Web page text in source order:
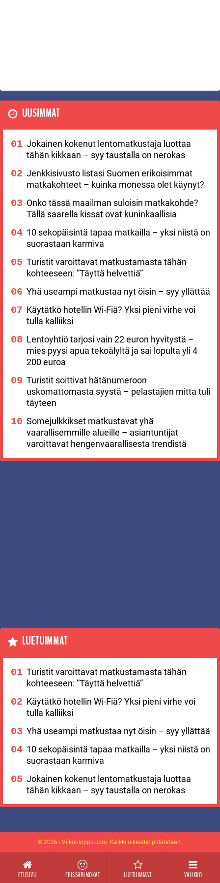
ETUSIVU FEISSARIMOKAT LUETUIMMAT VALIKKO
UUSIMMAT
Jokainen kokenut lentomatkustaja luottaa
tähän kikkaan – syy taustalla on nerokas
Jenkkisivusto listasi Suomen erikoisimmat
matkakohteet – kuinka monessa olet käynyt?
Onko tässä maailman suloisin matkakohde?
Tällä saarella kissat ovat kuninkaallisia
10 sekopäisintä tapaa matkailla – yksi niistä on
suorastaan karmiva
Turistit varoittavat matkustamasta tähän
kohteeseen: ”Täyttä helvettiä”
Yhä useampi matkustaa nyt öisin – syy yllättää
Käytätkö hotellin Wi-Fiä? Yksi pieni virhe voi
tulla kalliiksi
Lentoyhtiö tarjosi vain 22 euron hyvitystä –
mies pyysi apua tekoälyltä ja sai lopulta yli 4
200 euroa
Turistit soittivat hätänumeroon
uskomattomasta syystä – pelastajien mitta tuli
täyteen
Somejulkkikset matkustavat yhä
vaarallisemmille alueille – asiantuntijat
varoittavat hengenvaarallisesta trendistä
LUETUIMMAT
Turistit varoittavat matkustamasta tähän
kohteeseen: ”Täyttä helvettiä”
Käytätkö hotellin Wi-Fiä? Yksi pieni virhe voi
tulla kalliiksi
Yhä useampi matkustaa nyt öisin – syy yllättää
10 sekopäisintä tapaa matkailla – yksi niistä on
suorastaan karmiva
Jokainen kokenut lentomatkustaja luottaa
tähän kikkaan – syy taustalla on nerokas
© 2026 - Viikonloppu.com. Kaikki oikeudet pidätetään.